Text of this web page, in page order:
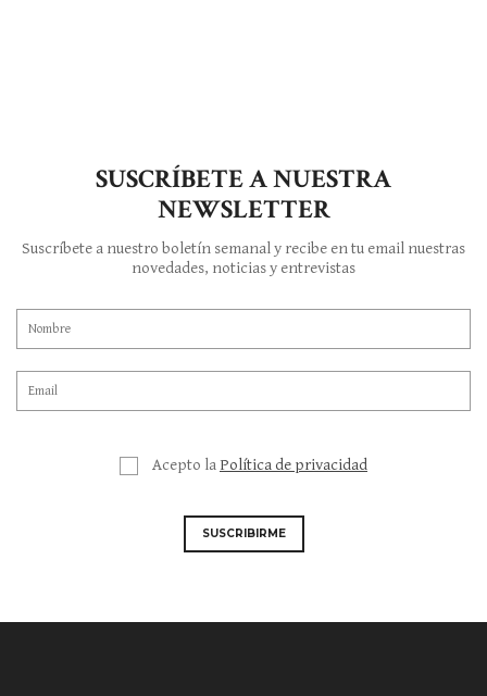
SUSCRÍBETE A NUESTRA
NEWSLETTER
Suscríbete a nuestro boletín semanal y recibe en tu email nuestras
novedades, noticias y entrevistas
Acepto la Política de privacidad
SUSCRIBIRME